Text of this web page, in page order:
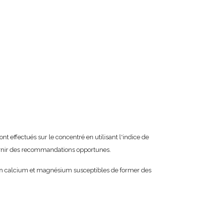
effectués sur le concentré en utilisant l'indice de
des recommandations opportunes.
calcium et magnésium susceptibles de former des